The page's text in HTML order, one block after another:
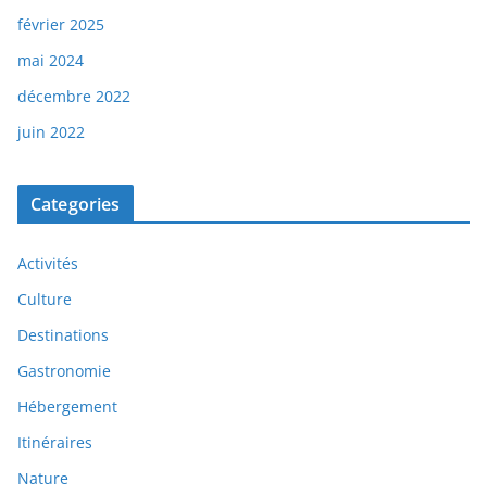
février 2025
mai 2024
décembre 2022
juin 2022
Categories
Activités
Culture
Destinations
Gastronomie
Hébergement
Itinéraires
Nature